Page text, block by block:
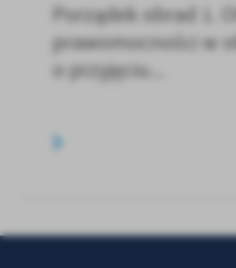
Porządek obrad 1.
prawomocności w
o przyjęciu...